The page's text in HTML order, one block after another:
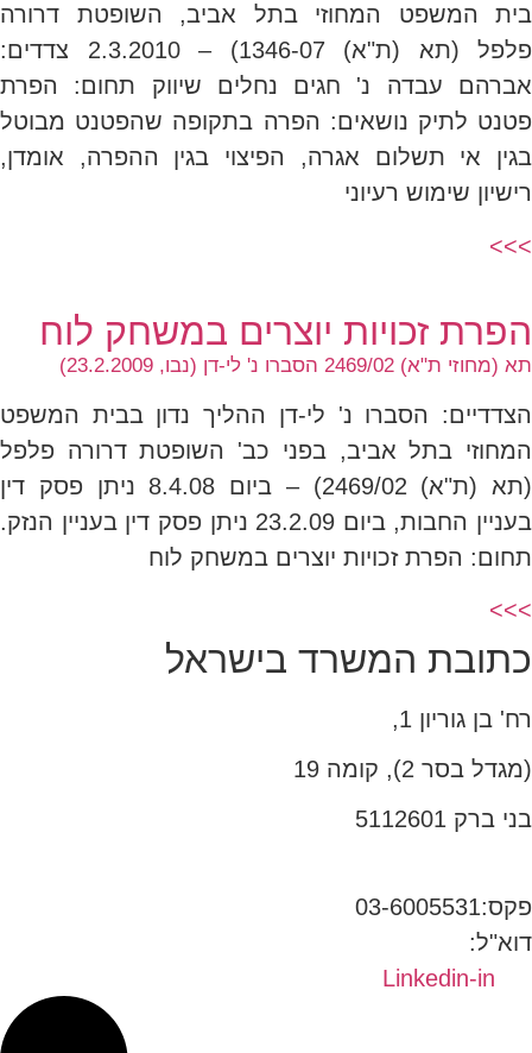
בית המשפט המחוזי בתל אביב, השופטת דרורה
פלפל (תא (ת"א) 1346-07) – 2.3.2010 צדדים:
אברהם עבדה נ' חגים נחלים שיווק תחום: הפרת
פטנט לתיק נושאים: הפרה בתקופה שהפטנט מבוטל
בגין אי תשלום אגרה, הפיצוי בגין ההפרה, אומדן,
רישיון שימוש רעיוני
>>>
הפרת זכויות יוצרים במשחק לוח
תא (מחוזי ת"א) 2469/02 הסברו נ' לי-דן (נבו, 23.2.2009)
הצדדיים: הסברו נ' לי-דן ההליך נדון בבית המשפט
המחוזי בתל אביב, בפני כב' השופטת דרורה פלפל
(תא (ת"א) 2469/02) – ביום 8.4.08 ניתן פסק דין
בעניין החבות, ביום 23.2.09 ניתן פסק דין בעניין הנזק.
תחום: הפרת זכויות יוצרים במשחק לוח
>>>
כתובת המשרד בישראל
רח' בן גוריון 1,
(מגדל בסר 2), קומה 19
בני ברק 5112601
פקס:03-6005531
דוא"ל:
Linkedin-in